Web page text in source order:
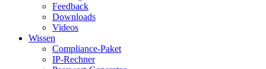
Feedback
Downloads
Videos
Wissen
Compliance-Paket
IP-Rechner